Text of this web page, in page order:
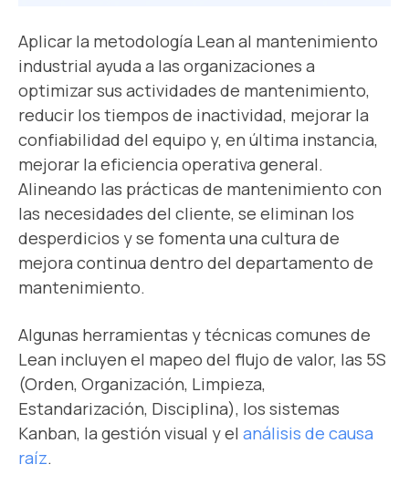
Aplicar la metodología Lean al mantenimiento
industrial ayuda a las organizaciones a
optimizar sus actividades de mantenimiento,
reducir los tiempos de inactividad, mejorar la
confiabilidad del equipo y, en última instancia,
mejorar la eficiencia operativa general.
Alineando las prácticas de mantenimiento con
las necesidades del cliente, se eliminan los
desperdicios y se fomenta una cultura de
mejora continua dentro del departamento de
mantenimiento.
Algunas herramientas y técnicas comunes de
Lean incluyen el mapeo del flujo de valor, las 5S
(Orden, Organización, Limpieza,
Estandarización, Disciplina), los sistemas
Kanban, la gestión visual y el análisis de causa
raíz.